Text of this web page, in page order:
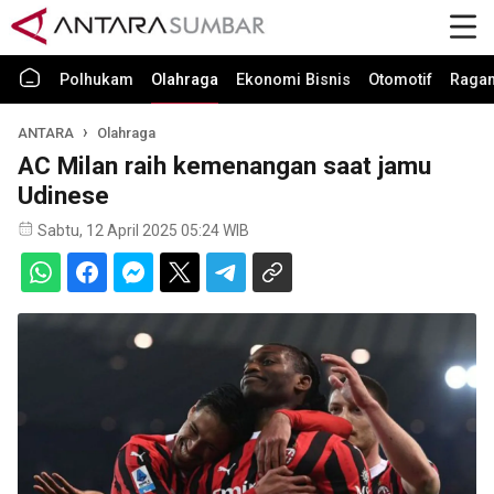
Polhukam Olahraga Ekonomi Bisnis Otomotif
ANTARA Olahraga
AC Milan raih kemenangan saat jamu
Udinese
Sabtu, 12 April 2025 05:24 WIB